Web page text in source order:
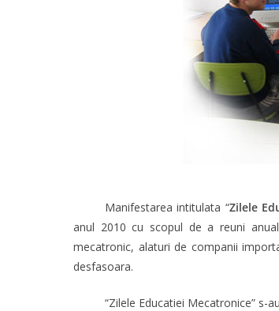
Manifestarea intitulata “Zilele
anul 2010 cu scopul de a reuni
mecatronic, alaturi de companii
desfasoara.
“Zilele Educatiei Mecatronice” s-